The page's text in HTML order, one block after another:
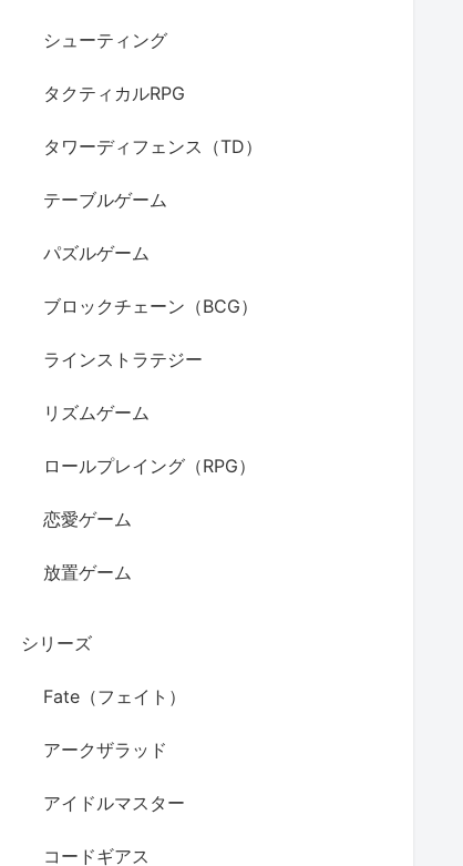
シューティング
タクティカルRPG
タワーディフェンス（TD）
テーブルゲーム
パズルゲーム
ブロックチェーン（BCG）
ラインストラテジー
リズムゲーム
ロールプレイング（RPG）
恋愛ゲーム
放置ゲーム
シリーズ
Fate（フェイト）
アークザラッド
アイドルマスター
コードギアス